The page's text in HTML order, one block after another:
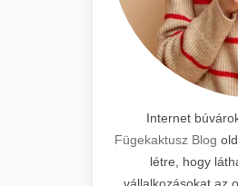
Internet
Fügekaktusz Blog
létre, hogy